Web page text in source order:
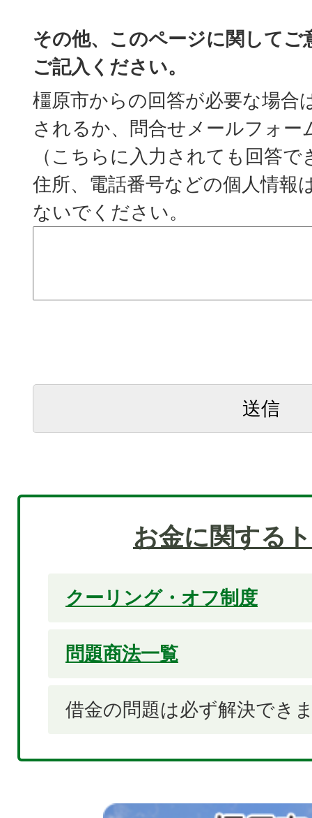
その他、このページに関してご
ご記入ください。
橿原市からの回答が必要な場合
されるか、問合せメールフォー
（こちらに入力されても回答
住所、電話番号などの個人情報
ないでください。
お金に関する
クーリング・オフ制度
問題商法一覧
借金の問題は必ず解決でき